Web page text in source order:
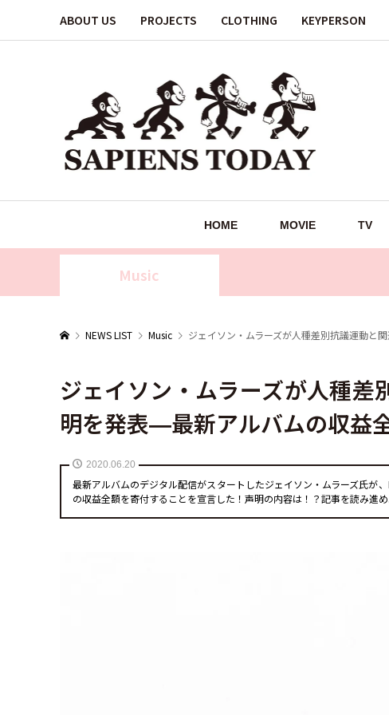
ABOUT US PROJECTS CLOTHING KEYPERSON
HOME MOVIE TV
Music
NEWS LIST Music ジェイソン・ムラーズが人種差別抗議運動と
ジェイソン・ムラーズが人種差
明を発表—最新アルバムの収益
2020.06.20
最新アルバムのデジタル配信がスタートしたジェイソン・ムラーズ氏が
の収益全額を寄付することを宣言した！声明の内容は！？記事を読み進め